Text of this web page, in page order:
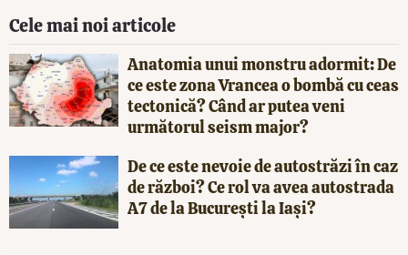
Cele mai noi articole
Anatomia unui monstru adormit: De
ce este zona Vrancea o bombă cu ceas
tectonică? Când ar putea veni
următorul seism major?
De ce este nevoie de autostrăzi în caz
de război? Ce rol va avea autostrada
A7 de la București la Iași?